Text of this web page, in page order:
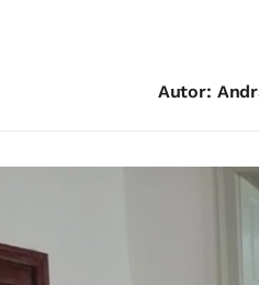
Autor: